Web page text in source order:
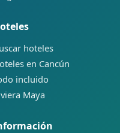
hoteles
en Cancún
incluido
Maya